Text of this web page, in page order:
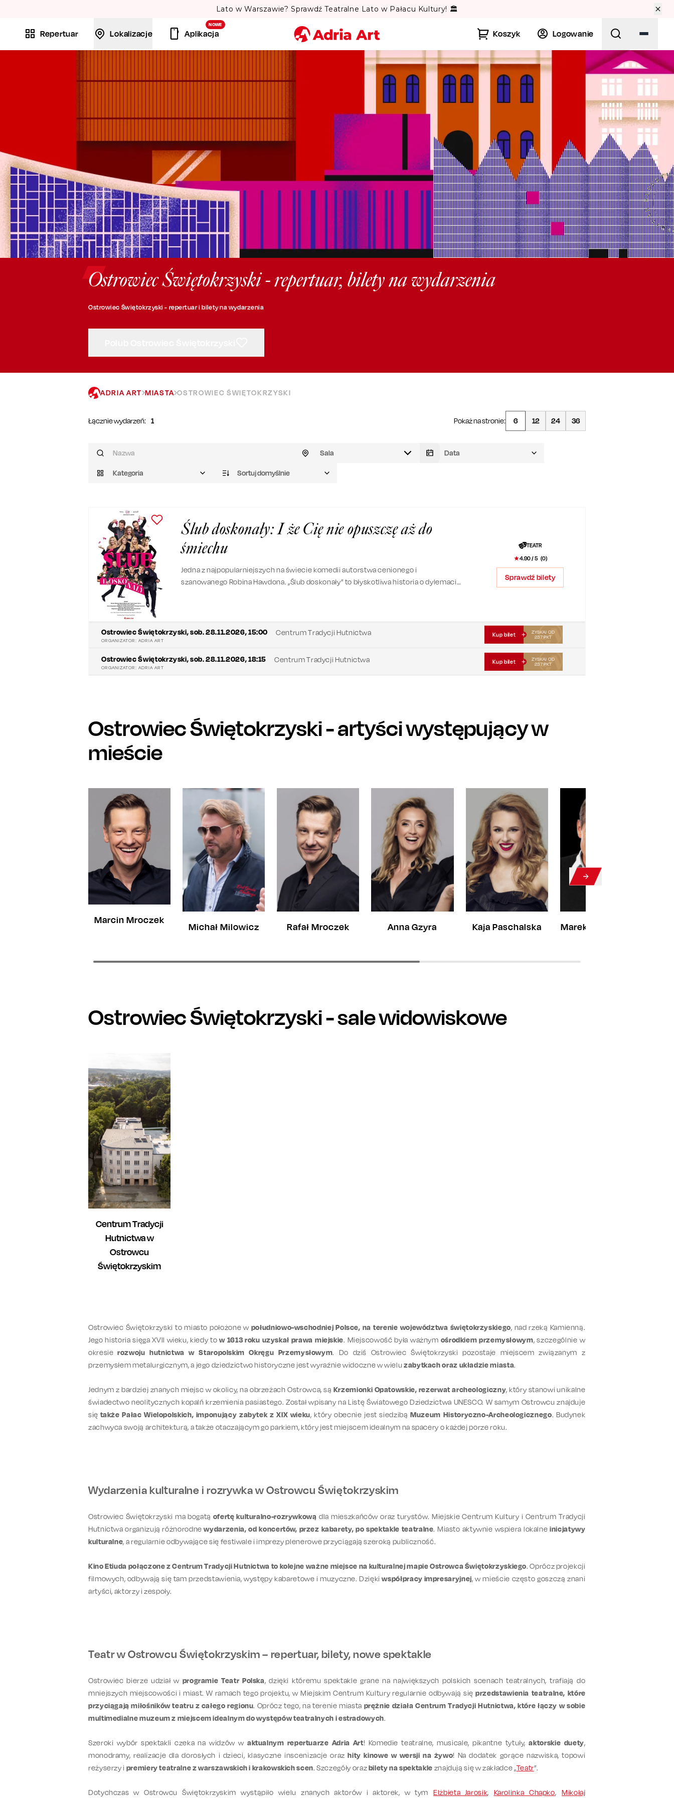
Lato w Warszawie? Sprawdź Teatralne Lato w Pałacu Kultury! 🏛️
Repertuar Lokalizacje
NOWE
Aplikacja Koszyk Logowanie
Miasto
Szukaj
Ostrowiec Świętokrzyski - repertuar, bilety na wydarzenia
Ostrowiec Świętokrzyski - repertuar i bilety na wydarzenia
ADRIA ART MIASTA OSTROWIEC ŚWIĘTOKRZYSKI
Łącznie wydarzeń: 1 Pokaż na stronie: 6 12 24 36
Sala
Kategoria Sortuj domyślnie
Ślub doskonały: I że Cię nie opuszczę aż do
śmiechu
Jedna z najpopularniejszych na świecie komedii autorstwa cenionego i
szanowanego Robina Hawdona. „Ślub doskonały” to błyskotliwa historia o dylemacie
TEATR
4.90/ 5 (0)
Sprawdź bilety
Ostrowiec Świętokrzyski,sob. 28.11.2026, 15:00
ORGANIZATOR: ADRIA ART
Centrum Tradycji Hutnictwa Kup bilet
ZYSKAJ OD
237PKT
Ostrowiec Świętokrzyski,sob. 28.11.2026, 18:15
ORGANIZATOR: ADRIA ART
Centrum Tradycji Hutnictwa Kup bilet
ZYSKAJ OD
237PKT
Ostrowiec Świętokrzyski- artyści występujący w
mieście
Marcin Mroczek
Michał Milowicz Rafał Mroczek Anna Gzyra Kaja Paschalska Marek Włodarczyk
Ostrowiec Świętokrzyski- sale widowiskowe
Centrum Tradycji
Hutnictwa w
Ostrowcu
Świętokrzyskim
Ostrowiec Świętokrzyski to miasto położone w południowo-wschodniej Polsce, na terenie województwa świętokrzyskiego, nad rzeką Kamienną.
Jego historia sięga XVII wieku, kiedy tow 1613 roku uzyskał prawa miejskie. Miejscowość była ważnym ośrodkiem przemysłowym, szczególnie w
okresierozwoju hutnictwa w Staropolskim Okręgu Przemysłowym. Do dziś Ostrowiec Świętokrzyski pozostaje miejscem związanym z
przemysłem metalurgicznym, a jego dziedzictwo historyczne jest wyraźnie widoczne w wielu zabytkach oraz układzie miasta.
Jednym z bardziej znanych miejsc w okolicy, na obrzeżach Ostrowca, są Krzemionki Opatowskie, rezerwat archeologiczny, który stanowi unikalne
świadectwo neolitycznych kopalń krzemienia pasiastego. Został wpisany na Listę Światowego Dziedzictwa UNESCO. W samym Ostrowcu znajduje
się także Pałac Wielopolskich, imponujący zabytek z XIX wieku, który obecnie jest siedzibąMuzeum Historyczno-Archeologicznego. Budynek
zachwyca swoją architekturą, a także otaczającym go parkiem, który jest miejscem idealnym na spacery o każdej porze roku.
Wydarzenia kulturalne i rozrywka w Ostrowcu Świętokrzyskim
Ostrowiec Świętokrzyski ma bogatą ofertę kulturalno-rozrywkową dla mieszkańców oraz turystów. Miejskie Centrum Kultury i Centrum Tradycji
Hutnictwa organizują różnorodnewydarzenia, od koncertów, przez kabarety, po spektakle teatralne. Miasto aktywnie wspiera lokalneinicjatywy
kulturalne, a regularnie odbywające się festiwale i imprezy plenerowe przyciągają szeroką publiczność.
Kino Etiuda połączone z Centrum Tradycji Hutnictwa to kolejne ważne miejsce na kulturalnej mapie Ostrowca Świętokrzyskiego. Oprócz projekcji
filmowych, odbywają się tam przedstawienia, występy kabaretowe i muzyczne. Dziękiwspółpracy impresaryjnej, w mieście często goszczą znani
artyści, aktorzy i zespoły.
Teatr w Ostrowcu Świętokrzyskim – repertuar, bilety, nowe spektakle
Ostrowiec bierze udział w programie Teatr Polska, dzięki któremu spektakle grane na największych polskich scenach teatralnych, trafiają do
mniejszych miejscowości i miast. W ramach tego projektu, w Miejskim Centrum Kultury regularnie odbywają sięprzedstawienia teatralne, które
przyciągają miłośników teatru z całego regionu. Oprócz tego, na terenie miasta prężnie działa Centrum Tradycji Hutnictwa, które łączy w sobie
multimedialne muzeum z miejscem idealnym do występów teatralnych i estradowych.
Szeroki wybór spektakli czeka na widzów w aktualnym repertuarze Adria Art! Komedie teatralne, musicale, pikantne tytuły,aktorskie duety,
monodramy, realizacje dla dorosłych i dzieci, klasyczne inscenizacje orazhity kinowe w wersji na żywo! Na dodatek gorące nazwiska, topowi
reżyserzy i premiery teatralne z warszawskich i krakowskich scen. Szczegóły orazbilety na spektakle znajdują się w zakładce „Teatr”.
Dotychczas w Ostrowcu Świętokrzyskim wystąpiło wielu znanych aktorów i aktorek, w tymElżbieta Jarosik, Karolinka Chapko,Mikołaj